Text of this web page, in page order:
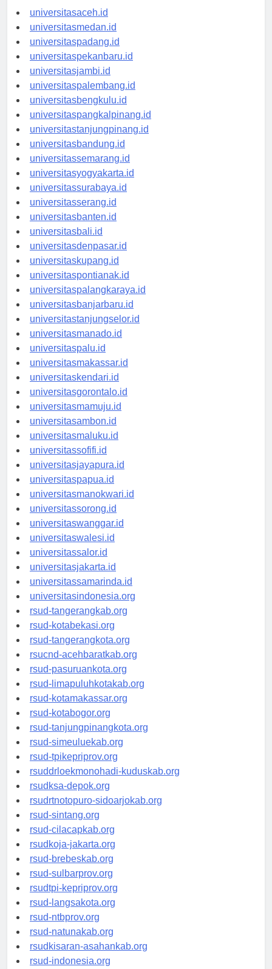
universitasaceh.id
universitasmedan.id
universitaspadang.id
universitaspekanbaru.id
universitasjambi.id
universitaspalembang.id
universitasbengkulu.id
universitaspangkalpinang.id
universitastanjungpinang.id
universitasbandung.id
universitassemarang.id
universitasyogyakarta.id
universitassurabaya.id
universitasserang.id
universitasbanten.id
universitasbali.id
universitasdenpasar.id
universitaskupang.id
universitaspontianak.id
universitaspalangkaraya.id
universitasbanjarbaru.id
universitastanjungselor.id
universitasmanado.id
universitaspalu.id
universitasmakassar.id
universitaskendari.id
universitasgorontalo.id
universitasmamuju.id
universitasambon.id
universitasmaluku.id
universitassofifi.id
universitasjayapura.id
universitaspapua.id
universitasmanokwari.id
universitassorong.id
universitaswanggar.id
universitaswalesi.id
universitassalor.id
universitasjakarta.id
universitassamarinda.id
universitasindonesia.org
rsud-tangerangkab.org
rsud-kotabekasi.org
rsud-tangerangkota.org
rsucnd-acehbaratkab.org
rsud-pasuruankota.org
rsud-limapuluhkotakab.org
rsud-kotamakassar.org
rsud-kotabogor.org
rsud-tanjungpinangkota.org
rsud-simeuluekab.org
rsud-tpikepriprov.org
rsuddrloekmonohadi-kuduskab.org
rsudksa-depok.org
rsudrtnotopuro-sidoarjokab.org
rsud-sintang.org
rsud-cilacapkab.org
rsudkoja-jakarta.org
rsud-brebeskab.org
rsud-sulbarprov.org
rsudtpi-kepriprov.org
rsud-langsakota.org
rsud-ntbprov.org
rsud-natunakab.org
rsudkisaran-asahankab.org